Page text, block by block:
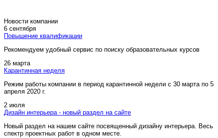
Новости компании
6 сентября
Повышение квалификации
Рекомендуем удобный сервис по поиску образовательных курсов
26 марта
Карантинная неделя
Режим работы компании в период карантинной недели c 30 марта по 5
апреля 2020 г.
2 июля
Дизайн интерьера - новый раздел на сайте
Новый раздел на нашем сайте посвященный дизайну интерьера. Весь
спектр проектных работ в одном месте.